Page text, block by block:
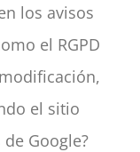
los avisos
el RGPD
el sitio
Google?